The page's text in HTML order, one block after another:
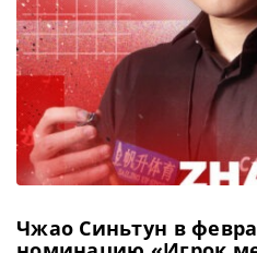
турнире
Masters. В
он встретился с
действующим
Чемпионом
Кайреном
и одержал
уверенную
Чжао Синьтун в